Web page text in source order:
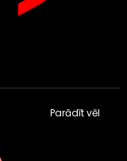
Parādīt vēl